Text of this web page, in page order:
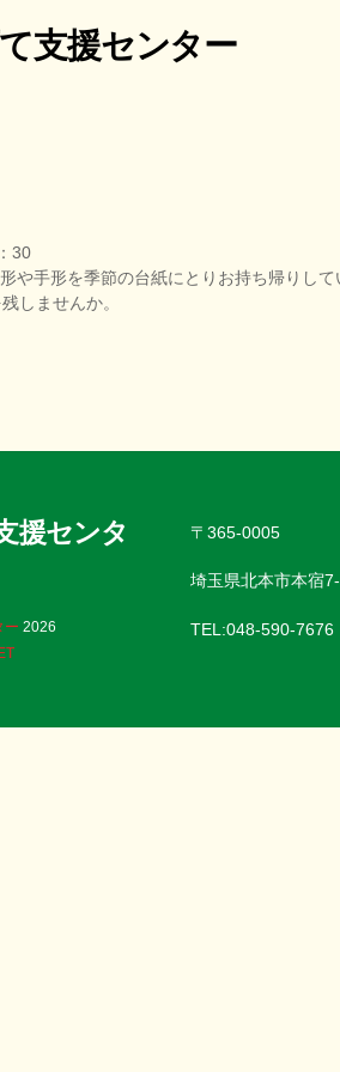
支援センター
30
や手形を季節の台紙にとりお持ち帰りして
しませんか。
援センタ
ー 2026
〒365-0005
埼玉県北本市本宿
TEL:048-590-7676